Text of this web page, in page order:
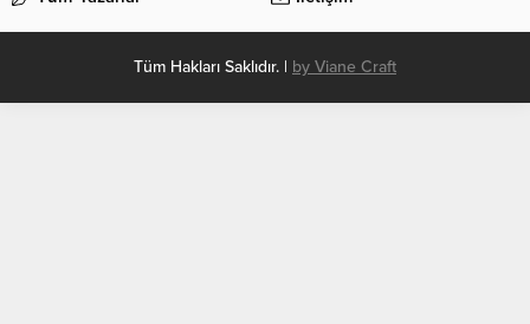
Tüm Hakları Saklıdır. | by Viane Craft